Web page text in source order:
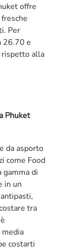
offre
Per
26.70 e
alla
Phuket
da asporto
come Food
gamma di
in un
tra
costarti